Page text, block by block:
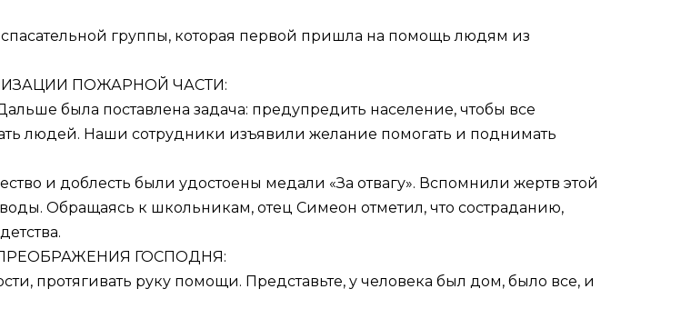
группы, которая первой пришла на помощь людям из
ПОЖАРНОЙ ЧАСТИ:
была поставлена задача: предупредить население, чтобы все
людей. Наши сотрудники изъявили желание помогать и поднимать
и доблесть были удостоены медали «За отвагу». Вспомнили жертв этой
Обращаясь к школьникам, отец Симеон отметил, что состраданию,
ГОСПОДНЯ:
протягивать руку помощи. Представьте, у человека был дом, было все, и